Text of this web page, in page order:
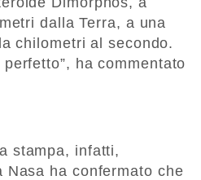
dalla Terra, a una
chilometri al secondo.
ha commentato
stampa, infatti,
Nasa ha confermato che